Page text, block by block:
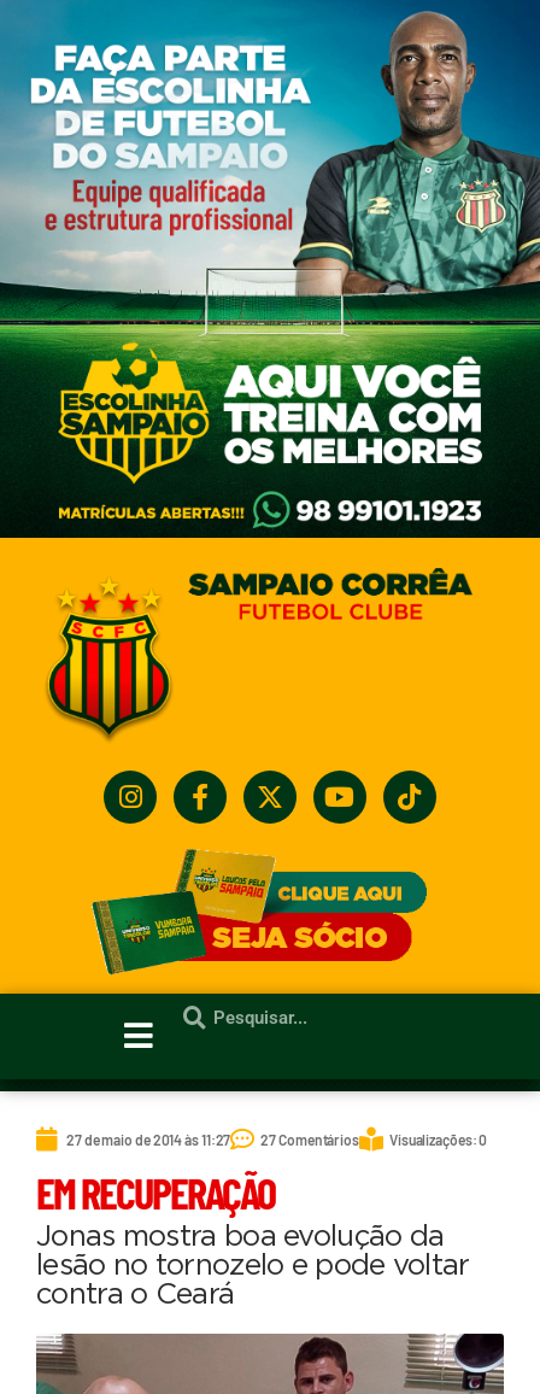
27 de maio de 2014 às 11:27 27 Comentários Visualizações: 0
EM RECUPERAÇÃO
Jonas mostra boa evolução da
lesão no tornozelo e pode voltar
contra o Ceará